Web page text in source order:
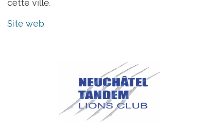
cette ville.
Site web